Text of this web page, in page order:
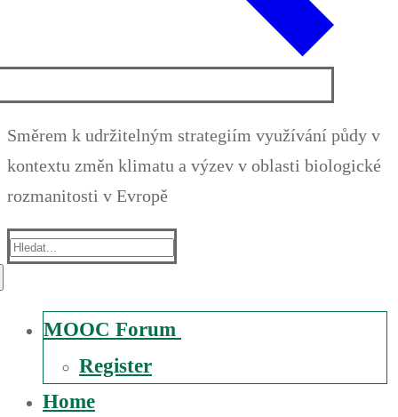
Směrem k udržitelným strategiím využívání půdy v
kontextu změn klimatu a výzev v oblasti biologické
rozmanitosti v Evropě
Suche
MOOC Forum
Register
Home